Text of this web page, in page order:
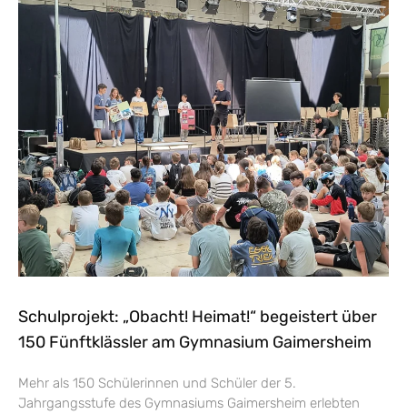
Schulprojekt: „Obacht! Heimat!“ begeistert über
150 Fünftklässler am Gymnasium Gaimersheim
Mehr als 150 Schülerinnen und Schüler der 5.
Jahrgangsstufe des Gymnasiums Gaimersheim erlebten